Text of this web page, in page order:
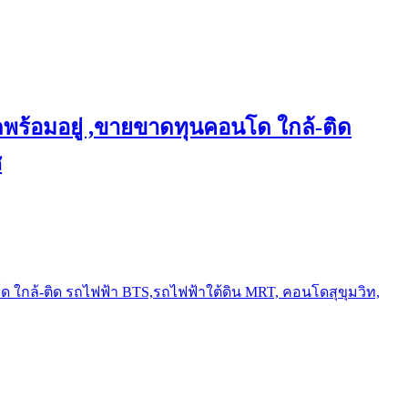
ร้อมอยู่ ,ขายขาดทุนคอนโด ใกล้-ติด
กล้-ติด รถไฟฟ้า BTS,รถไฟฟ้าใต้ดิน MRT, คอนโดสุขุมวิท,